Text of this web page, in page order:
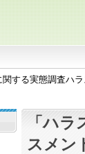
関する実態調査ハ
「ハ
スメン